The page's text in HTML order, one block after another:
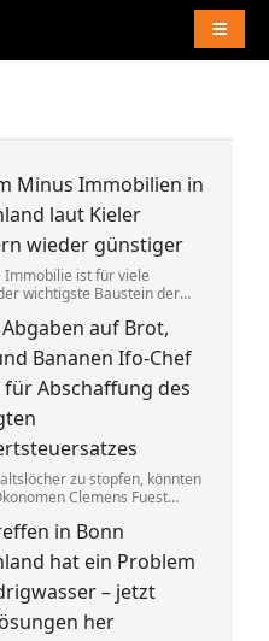
Minus Immobilien in
laut Kieler
wieder günstiger
Immobilie ist für viele
wichtigste Baustein der
Kaufkraft sind
laut einer Studie heute
wert als vor einem Jahr.
auf Brot,
Bananen Ifo-Chef
Abschaffung des
zu stopfen, könnten
Clemens Fuest
sollten dagegen an
gezielt entlastet werden.
in Bonn
hat ein Problem
– jetzt
her